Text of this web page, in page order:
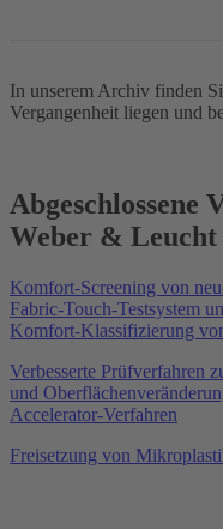
In unserem Archiv finden
Vergangenheit liegen und
Abgeschlossene
Weber &
Komfort-Screening von
Fabric-Touch-Testsystem
Komfort-Klassifizierung
Verbesserte Prüfverfahren
und
Accelerator-Verfahren
Freisetzung von